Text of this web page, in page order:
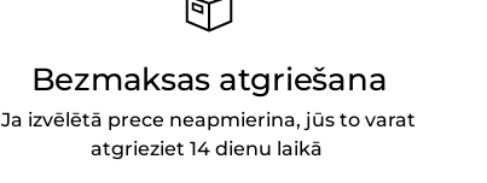
Bezmaksas atgriešana
Ja izvēlētā prece neapmierina, jūs to varat
atgrieziet 14 dienu laikā